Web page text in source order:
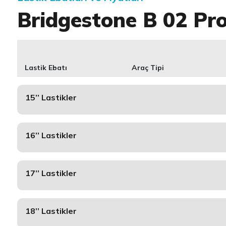
Bridgestone B 02
Lastik Ebatı Araç Tipi
15’’ Lastikler
16’’ Lastikler
17’’ Lastikler
18’’ Lastikler